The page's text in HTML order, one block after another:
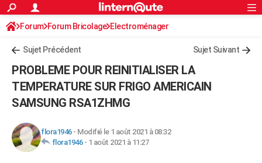
ACTUALITÉS
Politique
Société
Faits Divers
Education
Monde
Villes
+
Programme TV
TNTStreaming
Cinéma
Sorties cinéma
Musique
+FINANCE
Retraite
Impôts
Epargne
Immobilier
Risques naturels par ville
Banque
Assurance
Crédit
AUTO
Essais
Réserver un essai
Citadines
Berlines
SUV
Forum auto
+
HIGH-TECH
Mobiles
Meilleur smartphone
Internet
Ordinateurs
Jeux vidéo
Guide high-tech
S'inscrire
Connexion
Forum Forum Bricolage Electroménager
Sujet Précédent Sujet Suivant
PROBLEME POUR REINITIALISER LA
TEMPERATURE SUR FRIGO AMERICAIN
SAMSUNG RSA1ZHMG
flora1946- Modifié le 1 août 2021 à 08:32
flora1946- 1 août 2021 à 11:27